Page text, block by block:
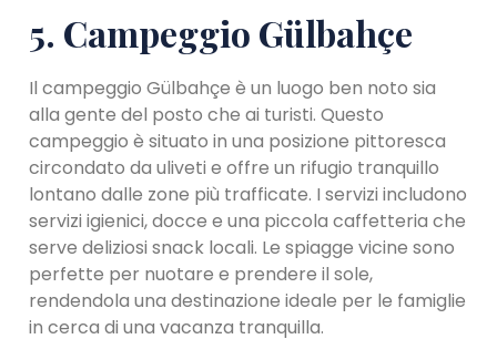
5. Campeggio Gülbahçe
Il campeggio Gülbahçe è un luogo ben noto sia
alla gente del posto che ai turisti. Questo
campeggio è situato in una posizione pittoresca
circondato da uliveti e offre un rifugio tranquillo
lontano dalle zone più trafficate. I servizi includono
servizi igienici, docce e una piccola caffetteria che
serve deliziosi snack locali. Le spiagge vicine sono
perfette per nuotare e prendere il sole,
rendendola una destinazione ideale per le famiglie
in cerca di una vacanza tranquilla.